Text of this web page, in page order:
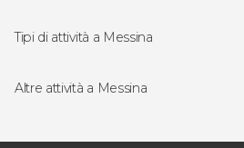
Tipi di attività a Messina
Escursioni di un giorno
Altre attività a Messina
Tour gastronomico di Messina